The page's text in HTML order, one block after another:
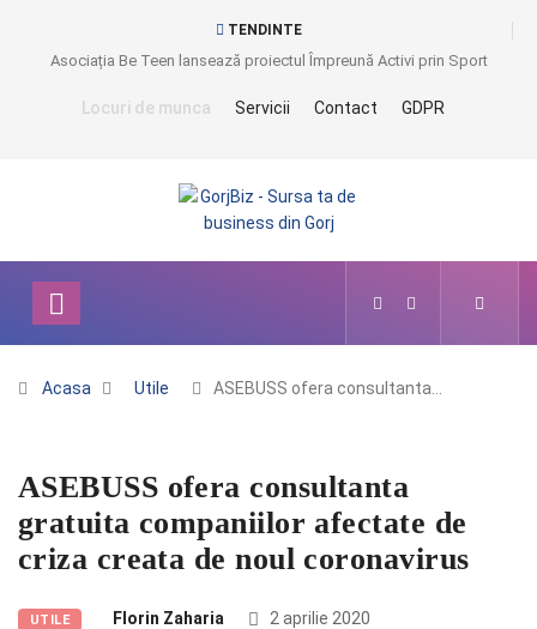
TENDINTE
Asociația Be Teen lansează proiectul Împreună Activi prin Sport
Locuri de munca Servicii Contact GDPR
Acasa Utile ASEBUSS ofera consultanta…
ASEBUSS ofera consultanta
gratuita companiilor afectate de
criza creata de noul coronavirus
UTILE Florin Zaharia 2 aprilie 2020